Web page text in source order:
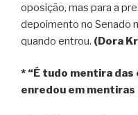
oposição, mas para a
depoimento no Senado
quando entrou. (Dora
* “É tudo mentira
enredou em mentiras